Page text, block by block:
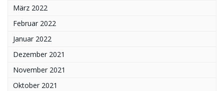
März 2022
Februar 2022
Januar 2022
Dezember 2021
November 2021
Oktober 2021